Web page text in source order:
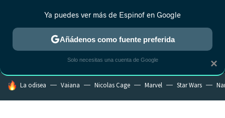
MENÚ NUEVO
ESTRENOS REALITY ANIME RANKINGS CINE
HOY SE HABLA DE
La odisea Vaiana Nicolas Cage Marvel Star Wars
×
Ya puedes ver más de Espinof en Google
Añádenos como fuente preferida
Solo necesitas una cuenta de Google